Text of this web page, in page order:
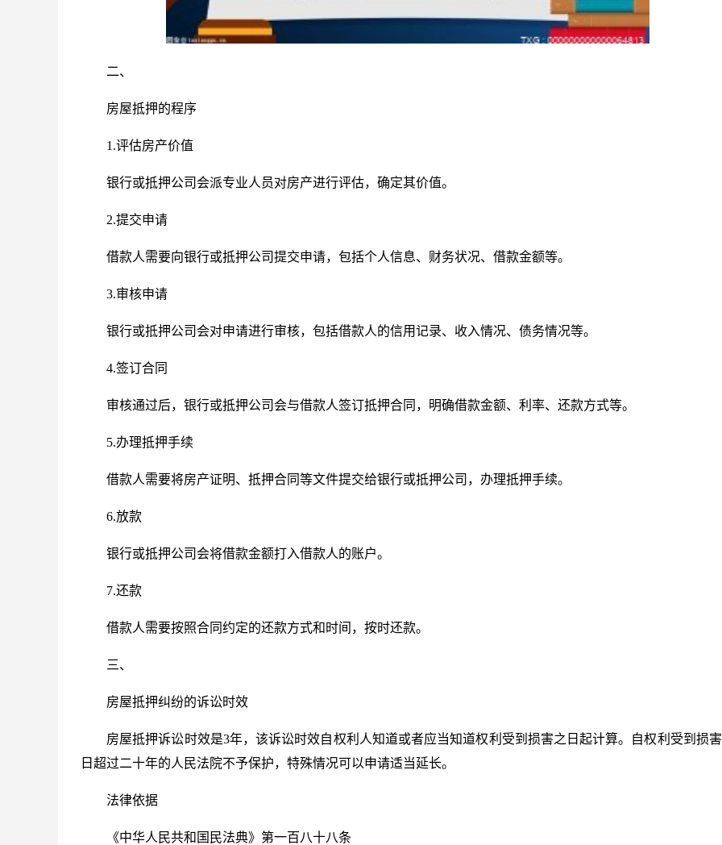
二、
房屋抵押的程序
1.评估房产价值
银行或抵押公司会派专业人员对房产进行评估，确定其价值。
2.提交申请
借款人需要向银行或抵押公司提交申请，包括个人信息、财务状况、借款金额等。
3.审核申请
银行或抵押公司会对申请进行审核，包括借款人的信用记录、收入情况、债务情况等。
4.签订合同
审核通过后，银行或抵押公司会与借款人签订抵押合同，明确借款金额、利率、还款方式等。
5.办理抵押手续
借款人需要将房产证明、抵押合同等文件提交给银行或抵押公司，办理抵押手续。
6.放款
银行或抵押公司会将借款金额打入借款人的账户。
7.还款
借款人需要按照合同约定的还款方式和时间，按时还款。
三、
房屋抵押纠纷的诉讼时效
房屋抵押诉讼时效是3年，该诉讼时效自权利人知道或者应当知道权利受到损害之日起计算。自权利受到损
日超过二十年的人民法院不予保护，特殊情况可以申请适当延长。
法律依据
《中华人民共和国民法典》第一百八十八条